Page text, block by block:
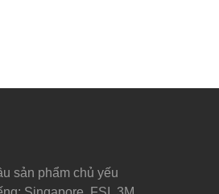
sản phẩm chủ yếu